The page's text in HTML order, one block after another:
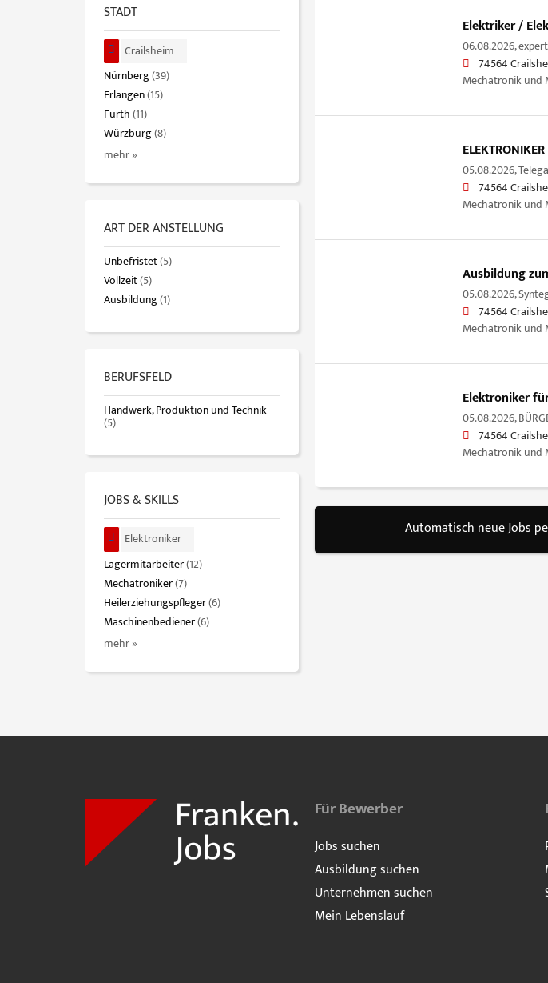
Elektriker /
06.08.2026,
74564
Mechatronik und
05.08.2026,
74564
Mechatronik und
Ausbildung
05.08.2026,
74564
Mechatronik und
Elektroniker
05.08.2026,
74564
Mechatronik und
Automatisch neue Jobs
STADT
Crailsheim
Nürnberg(39)
Erlangen(15)
Fürth(11)
Würzburg(8)
mehr »
ART DER ANSTELLUNG
Unbefristet(5)
Vollzeit(5)
Ausbildung(1)
BERUFSFELD
Handwerk, Produktion und Technik
(5)
JOBS & SKILLS
Elektroniker
Lagermitarbeiter(12)
Mechatroniker(7)
Heilerziehungspfleger(6)
Maschinenbediener(6)
mehr »
Für Bewerber
Jobs suchen
Ausbildung suchen
Unternehmen suchen
Mein Lebenslauf